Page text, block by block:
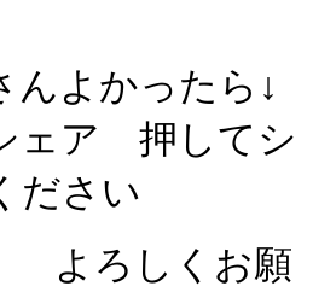
よかったら↓
ェア 押してシ
ださい
よろしくお願